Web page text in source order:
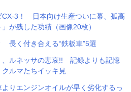
CX-3！ 日本向け生産ついに幕、孤高
が残した功績（画像20枚）
長く付き合える“鉄板車”5選
、ルネッサの悲哀!! 記録よりも記憶
ルマたちイッキ見
りエンジンオイルが早く劣化するっ